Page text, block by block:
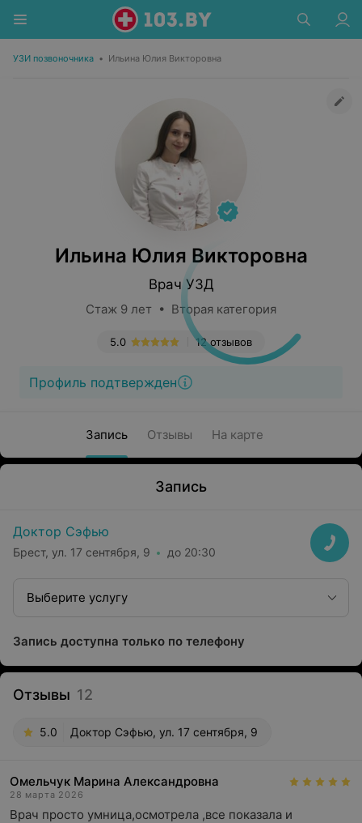
УЗИ позвоночника • Ильина Юлия Викторовна
Ильина Юлия Викторовна
Врач УЗД
Стаж 9 лет • Вторая категория
12 отзывов
5.0
Профиль подтвержден
Запись Отзывы На карте
Запись
Доктор Сэфью
Брест, ул. 17 сентября, 9 до 20:30
Выберите услугу
Запись доступна только по телефону
Отзывы 12
5.0 Доктор Сэфью, ул. 17 сентября, 9
Омельчук Марина Александровна
28 марта 2026
Врач просто умница,осмотрела ,все показала и